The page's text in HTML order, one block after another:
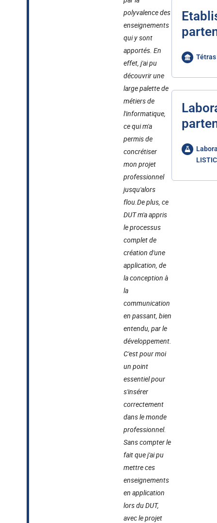
polyvalence des
enseignements
qui y sont
apportés. En
effet, j'ai pu
découvrir une
large palette de
métiers de
l'informatique,
ce qui m'a
permis de
concrétiser
mon projet
professionnel
jusqu'alors
flou.De plus, ce
DUT m'a appris
le processus
complet de
création d'une
application, de
la conception à
la
communication
en passant, bien
entendu, par le
développement.
C'est pour moi
un point
essentiel pour
s'insérer
correctement
dans le monde
professionnel.
Sans compter le
fait que j'ai pu
mettre ces
enseignements
en application
lors du DUT,
avec le projet
Tétras
LISTIC